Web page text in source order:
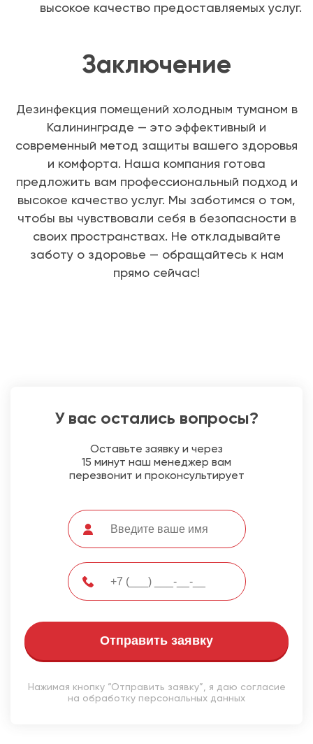
высокое качество предоставляемых услуг.
Заключение
Дезинфекция помещений холодным туманом в
Калининграде — это эффективный и
современный метод защиты вашего здоровья
и комфорта. Наша компания готова
предложить вам профессиональный подход и
высокое качество услуг. Мы заботимся о том,
чтобы вы чувствовали себя в безопасности в
своих пространствах. Не откладывайте
заботу о здоровье — обращайтесь к нам
прямо сейчас!
У вас остались вопросы?
Оставьте заявку и через
15 минут наш менеджер вам
перезвонит и проконсультирует
Отправить заявку
Нажимая кнопку “Отправить заявку”, я даю согласие
на обработку персональных данных